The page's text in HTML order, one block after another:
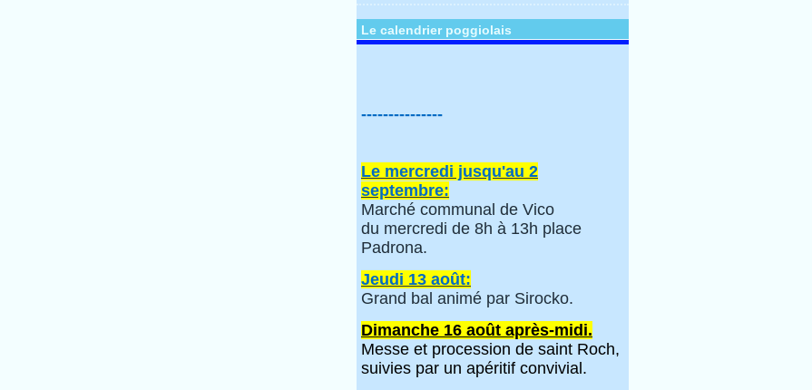
Le calendrier poggiolais
---------------
Le mercredi jusqu'au 2
septembre:
Marché communal de Vico
du mercredi de 8h à 13h place
Padrona.
Jeudi 13 août:
Grand bal animé par Sirocko.
Dimanche 16 août après-midi.
Messe et procession de saint Roch,
suivies par un apéritif convivial.